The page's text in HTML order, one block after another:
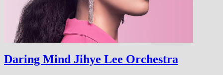
Daring Mind Jihye Lee Orchestra